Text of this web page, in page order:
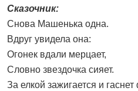
Сказочник:
Снова Машенька одна.
Вдруг увидела она:
Огонек вдали мерцает,
Словно звездочка сияет.
За елкой зажигается и